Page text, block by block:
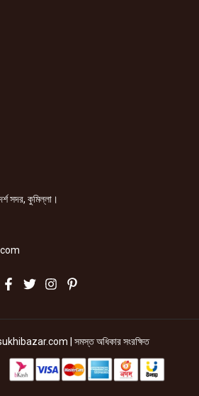
সদর, কুমিল্লা।
| সমস্ত অধিকার সংরক্ষিত